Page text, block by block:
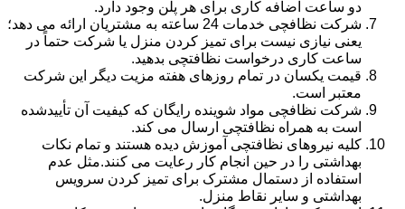
دو ساعت اضافه کاری برای هر پلن وجود دارد.
شرکت نظافچی خدمات 24 ساعته به مشتریان ارائه می دهد؛
یعنی نیازی نیست برای تمیز کردن منزل یا شرکت حتماً در
ساعت کاری درخواست نظافتچی بدهید.
قیمت یکسان در تمام روزهای هفته مزیت دیگر این شرکت
معتبر است.
شرکت نظافچی مواد شوینده رایگان که کیفیت آن تأییدشده
است به همراه نظافتچی ارسال می کند.
کلیه نیروهای نظافتچی آموزش دیده هستند و تمام نکات
بهداشتی را در حین انجام کار رعایت می کنند.مثل عدم
استفاده از دستمال مشترک برای تمیز کردن سرویس
بهداشتی و سایر نقاط منزل.